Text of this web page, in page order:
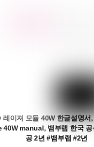
레이져 모듈 40W 한글설명
manual, 뱀부랩 한국 공
공 2년 #뱀부랩 #2년